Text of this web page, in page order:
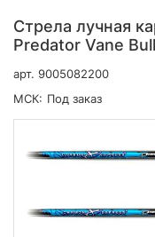
Стрела лучная
Predator Vane
арт. 9005082200
МСК: Под заказ